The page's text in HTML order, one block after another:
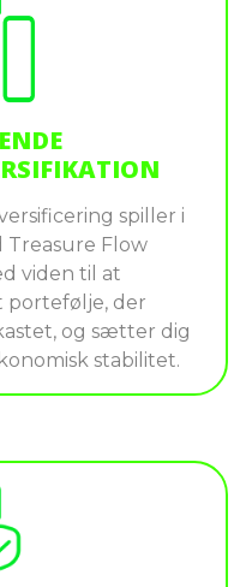
spiller i
Treasure Flow
viden til at
portefølje, der
og sætter dig
stabilitet.